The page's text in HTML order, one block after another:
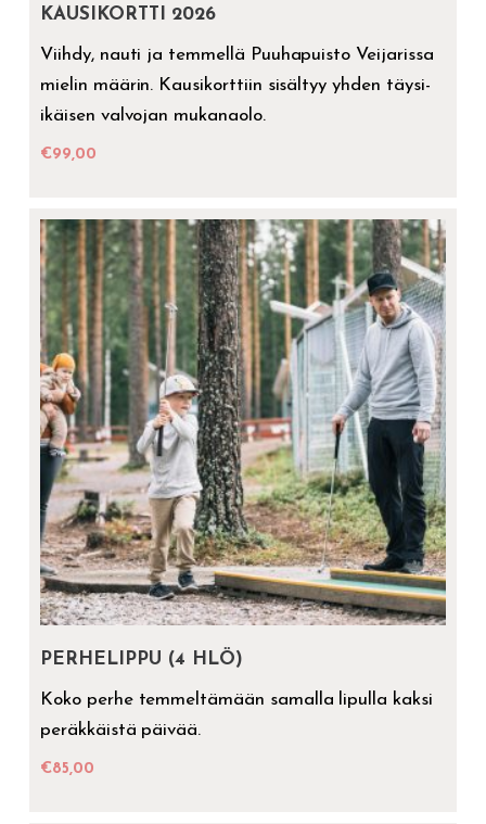
KAUSIKORTTI 2026
Viihdy, nauti ja temmellä Puuhapuisto Veijarissa
mielin määrin. Kausikorttiin sisältyy yhden täysi-
ikäisen valvojan mukanaolo.
€99,00
PERHELIPPU (4 HLÖ)
Koko perhe temmeltämään samalla lipulla kaksi
peräkkäistä päivää.
€85,00